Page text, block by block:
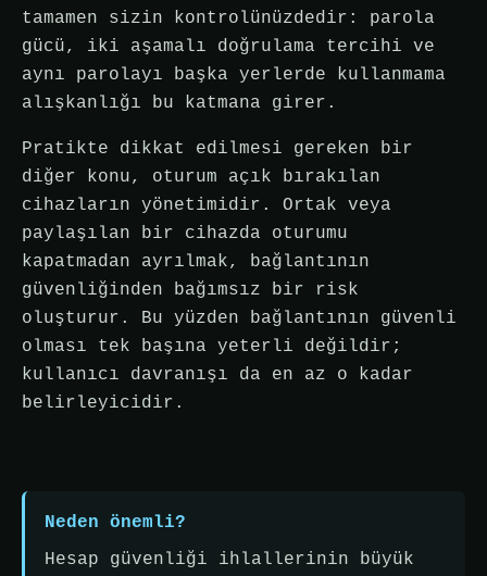
tamamen sizin kontrolünüzdedir: parola
gücü, iki aşamalı doğrulama tercihi ve
aynı parolayı başka yerlerde kullanmama
alışkanlığı bu katmana girer.
Pratikte dikkat edilmesi gereken bir
diğer konu, oturum açık bırakılan
cihazların yönetimidir. Ortak veya
paylaşılan bir cihazda oturumu
kapatmadan ayrılmak, bağlantının
güvenliğinden bağımsız bir risk
oluşturur. Bu yüzden bağlantının güvenli
olması tek başına yeterli değildir;
kullanıcı davranışı da en az o kadar
belirleyicidir.
Neden önemli?
Hesap güvenliği ihlallerinin büyük